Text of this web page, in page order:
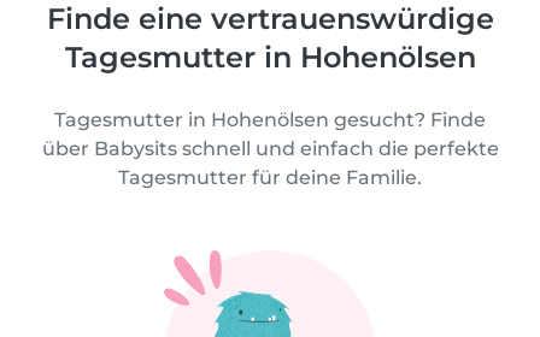
Finde eine vertrauenswürdige
Tagesmutter in Hohenölsen
Tagesmutter in Hohenölsen gesucht? Finde
über Babysits schnell und einfach die perfekte
Tagesmutter für deine Familie.